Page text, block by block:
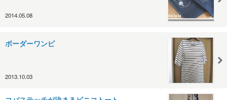
2014.05.08
ボーダーワンピ
2013.10.03